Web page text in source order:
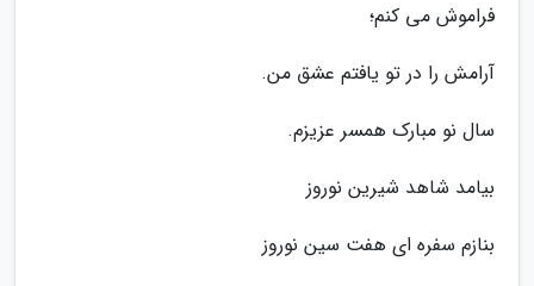
فراموش می کنم؛
آرامش را در تو یافتم عشق من.
سال نو مبارک همسر عزیزم.
بیامد شاهد شیرین نوروز
بنازم سفره ای هفت سین نوروز